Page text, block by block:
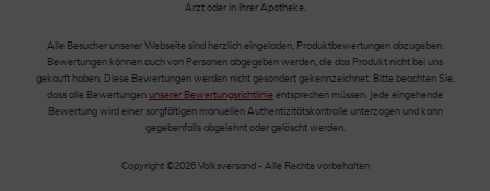
Arzt oder in Ihrer Apotheke.
Alle Besucher unserer Webseite sind herzlich eingeladen, Produktbewertungen abzugeben.
Bewertungen können auch von Personen abgegeben werden, die das Produkt nicht bei uns
gekauft haben. Diese Bewertungen werden nicht gesondert gekennzeichnet. Bitte beachten Sie,
dass alle Bewertungen unserer Bewertungsrichtlinie entsprechen müssen. Jede eingehende
Bewertung wird einer sorgfältigen manuellen Authentizitätskontrolle unterzogen und kann
gegebenfalls abgelehnt oder gelöscht werden.
Copyright ©2026 Volksversand - Alle Rechte vorbehalten